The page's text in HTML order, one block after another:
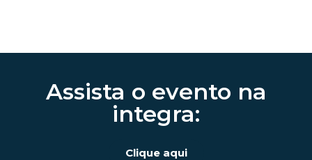
Assista o evento na
integra:
Clique aqui